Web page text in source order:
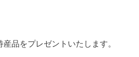
品をプレゼントいたします。